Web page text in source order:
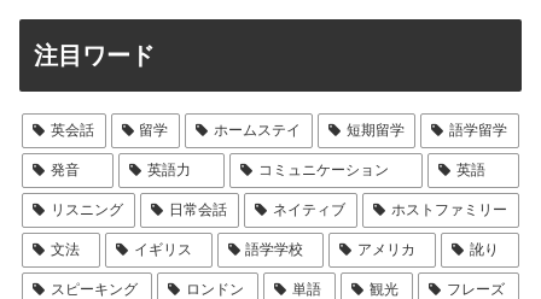
注目ワード
英会話 留学 ホームステイ 短期留学 語学留学
発音 英語力 コミュニケーション 英語
リスニング 日常会話 ネイティブ ホストファミリー
文法 イギリス 語学学校 アメリカ 訛り
スピーキング ロンドン 単語 観光 フレーズ